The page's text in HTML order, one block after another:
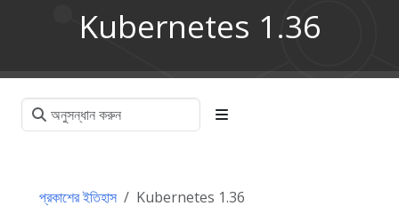
Kubernetes 1.36
প্রকাশের ইতিহাস Kubernetes 1.36